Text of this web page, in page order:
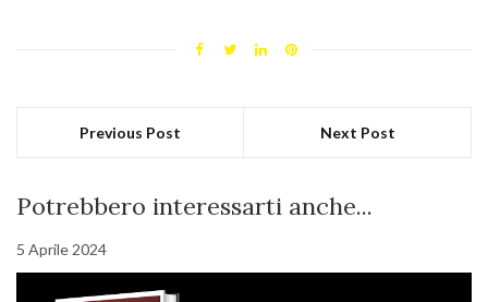
Previous Post Next Post
Potrebbero interessarti anche...
5 Aprile 2024